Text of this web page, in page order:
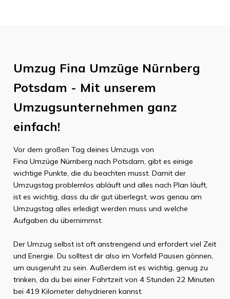
Umzug Fina Umzüge Nürnberg
Potsdam - Mit unserem
Umzugsunternehmen ganz
einfach!
Vor dem großen Tag deines Umzugs von
Fina Umzüge Nürnberg nach Potsdam, gibt es einige
wichtige Punkte, die du beachten musst. Damit der
Umzugstag problemlos abläuft und alles nach Plan läuft,
ist es wichtig, dass du dir gut überlegst, was genau am
Umzugstag alles erledigt werden muss und welche
Aufgaben du übernimmst.
Der Umzug selbst ist oft anstrengend und erfordert viel Zeit
und Energie. Du solltest dir also im Vorfeld Pausen gönnen,
um ausgeruht zu sein. Außerdem ist es wichtig, genug zu
trinken, da du bei einer Fahrtzeit von 4 Stunden 22 Minuten
bei 419 Kilometerdehydrieren kannst.